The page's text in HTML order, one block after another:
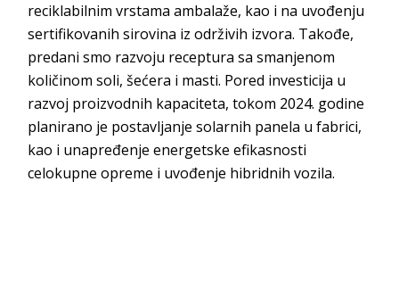
reciklabilnim vrstama ambalaže, kao i na uvođenju
sertifikovanih sirovina iz održivih izvora. Takođe,
predani smo razvoju receptura sa smanjenom
količinom soli, šećera i masti. Pored investicija u
razvoj proizvodnih kapaciteta, tokom 2024. godine
planirano je postavljanje solarnih panela u fabrici,
kao i unapređenje energetske efikasnosti
celokupne opreme i uvođenje hibridnih vozila.